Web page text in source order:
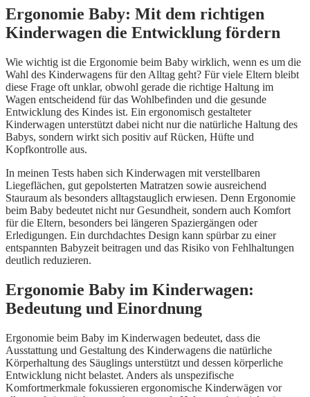
Ergonomie Baby: Mit dem richtigen
Kinderwagen die Entwicklung fördern
Wie wichtig ist die Ergonomie beim Baby wirklich, wenn es um die
Wahl des Kinderwagens für den Alltag geht? Für viele Eltern bleibt
diese Frage oft unklar, obwohl gerade die richtige Haltung im
Wagen entscheidend für das Wohlbefinden und die gesunde
Entwicklung des Kindes ist. Ein ergonomisch gestalteter
Kinderwagen unterstützt dabei nicht nur die natürliche Haltung des
Babys, sondern wirkt sich positiv auf Rücken, Hüfte und
Kopfkontrolle aus.
In meinen Tests haben sich Kinderwagen mit verstellbaren
Liegeflächen, gut gepolsterten Matratzen sowie ausreichend
Stauraum als besonders alltagstauglich erwiesen. Denn Ergonomie
beim Baby bedeutet nicht nur Gesundheit, sondern auch Komfort
für die Eltern, besonders bei längeren Spaziergängen oder
Erledigungen. Ein durchdachtes Design kann spürbar zu einer
entspannten Babyzeit beitragen und das Risiko von Fehlhaltungen
deutlich reduzieren.
Ergonomie Baby im Kinderwagen:
Bedeutung und Einordnung
Ergonomie beim Baby im Kinderwagen bedeutet, dass die
Ausstattung und Gestaltung des Kinderwagens die natürliche
Körperhaltung des Säuglings unterstützt und dessen körperliche
Entwicklung nicht belastet. Anders als unspezifische
Komfortmerkmale fokussieren ergonomische Kinderwägen vor